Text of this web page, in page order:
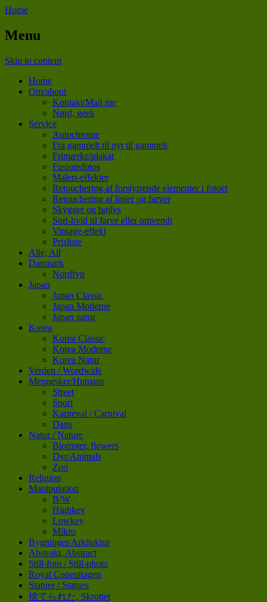
Home
Menu
Skip to content
Home
Om/about
Kontakt/Mail me
Nørd, geek
Service
Autochrome
Fra gammelt til nyt til gammelt
Frimærke/plakat
Fusionsfotos
Maleri-effekter
Retouchering af forstyrrende elementer i fotoet
Retouchering af linier og farver
Skygger og højlys
Sort-hvid til farve eller omvendt
Vintage-effekt
Prisliste
Alle, All
Danmark
Nordfyn
Japan
Japan Classic
Japan Moderne
Japan natur
Korea
Korea Classic
Korea Moderne
Korea Natur
Verden / Wordwide
Mennesker/Humans
Street
Sport
Karneval / Carnival
Dans
Natur / Nature
Blomster, flowers
Dyr/Animals
Zoo
Religion
Manipulation
B/W
Highkey
Lowkey
Mikro
Bygninger/Arkitektur
Abstrakt, Abstract
Still-foto / Still-photo
Royal Copenhagen
Statuer / Statues
捨てられた, Skrottet